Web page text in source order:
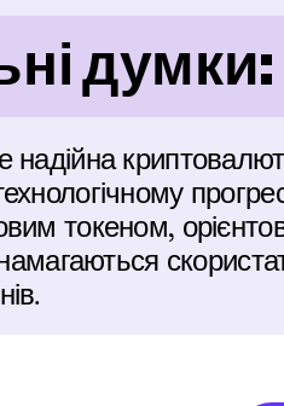
токеном,
намагаються